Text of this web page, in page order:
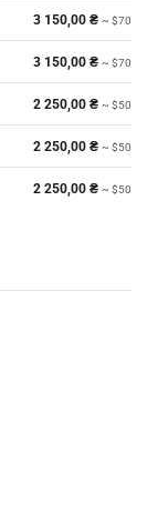
3 150,00 ₴ ~ $70
3 150,00 ₴ ~ $70
2 250,00 ₴ ~ $50
2 250,00 ₴ ~ $50
2 250,00 ₴ ~ $50